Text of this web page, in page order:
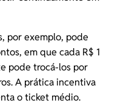
por exemplo, pode
em que cada R$ 1
pode trocá-los por
A prática incentiva
oticket médio.